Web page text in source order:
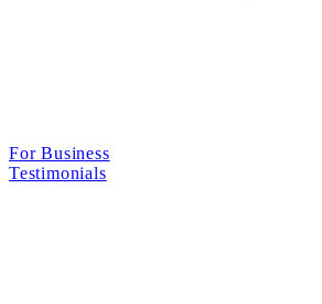
For Business
Testimonials